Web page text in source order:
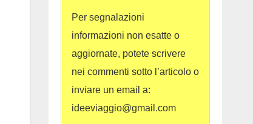
Per segnalazioni
informazioni non esatte o
aggiornate, potete scrivere
nei commenti sotto l’articolo o
inviare un email a:
ideeviaggio@gmail.com